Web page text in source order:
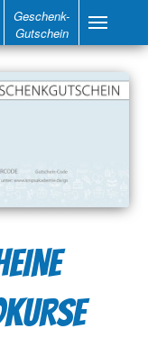
Geschenk-
Gutschein